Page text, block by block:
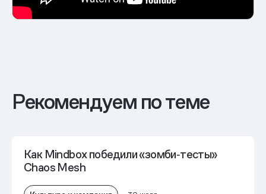
Рекомендуем по теме
Как Mindbox победили «зомби‑тесты»
Chaos Mesh